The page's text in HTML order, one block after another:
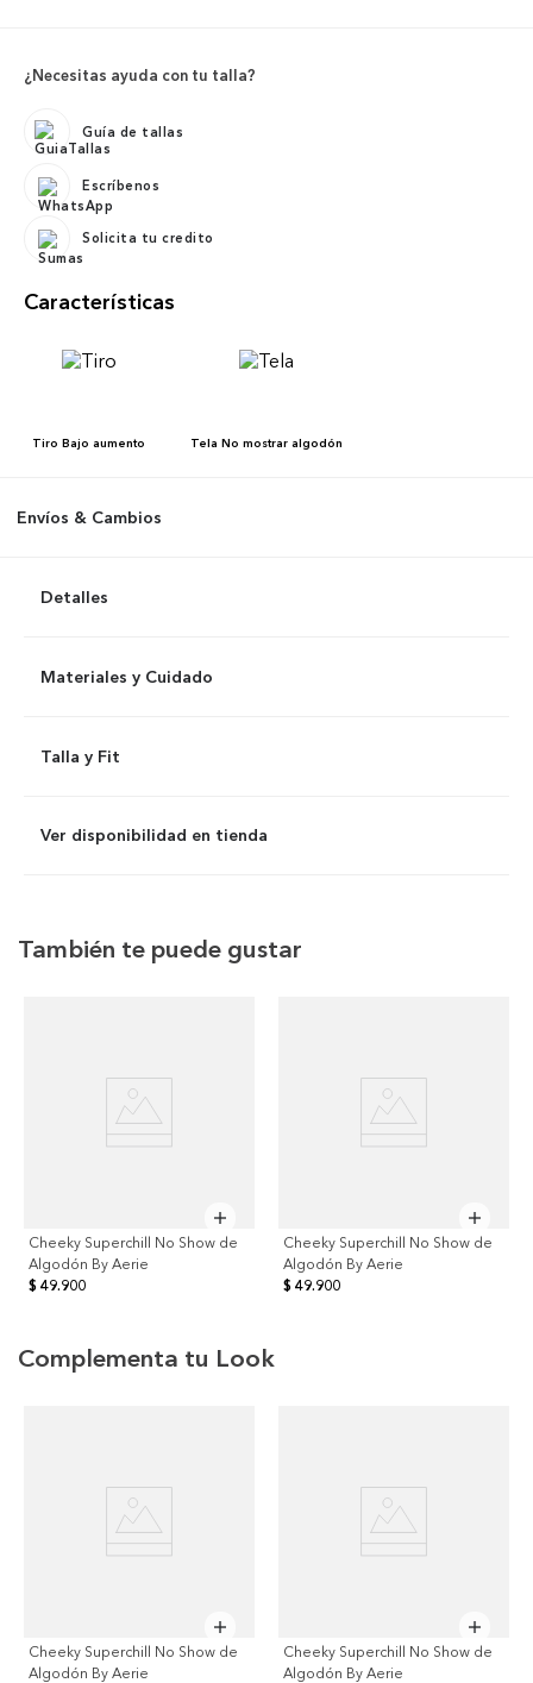
¿Necesitas ayuda con tu talla?
Guía de tallas
Escríbenos
Solicita tu credito
Características
Tiro Bajo aumento Tela No mostrar algodón
Envíos & Cambios
Detalles
Materiales y Cuidado
Talla y Fit
Ver disponibilidad en tienda
También te puede gustar
Cheeky Superchill No Show de
Algodón By Aerie
$ 49.900
Cheeky Superchill No Show de
Algodón By Aerie
$ 49.900
Complementa tu Look
Cheeky Superchill No Show de
Algodón By Aerie
Cheeky Superchill No Show de
Algodón By Aerie